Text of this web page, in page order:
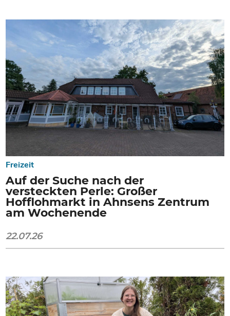
Freizeit
Auf der Suche nach der
versteckten Perle: Großer
Hofflohmarkt in Ahnsens Zentrum
am Wochenende
22.07.26